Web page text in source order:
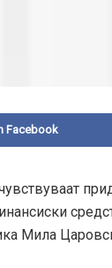
Facebook
Мила